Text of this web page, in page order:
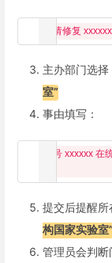
主办部门选择
室”
事由填写：
账号 xxxxxx
提交后提醒
构国家实验室”
管理员会判